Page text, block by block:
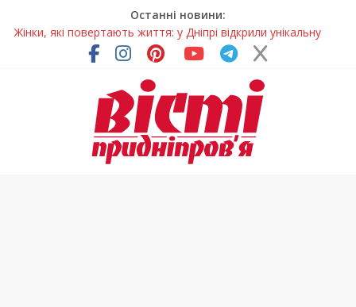
Останні новини:
Жінки, які повертають життя: у Дніпрі відкрили унікальну
фотовиставку
Педагогиню з Дніпра відзначили у престижному
всеукраїнському конкурсі
Дніпро стане головним центром молодіжних проєктів та
ініціатив України
Засинання після півночі може негативно впливати на